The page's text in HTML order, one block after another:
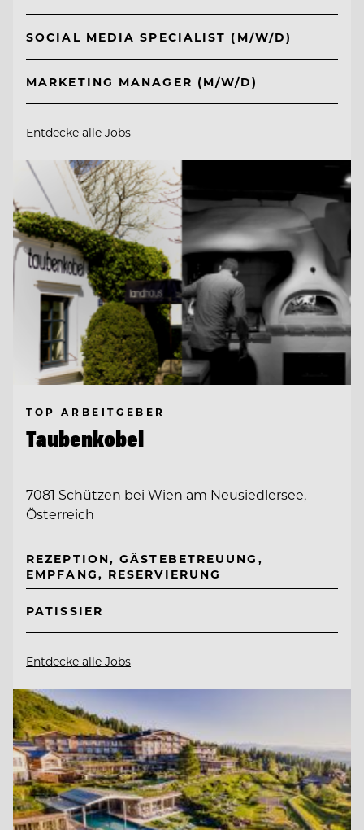
SOCIAL MEDIA SPECIALIST (M/W/D)
MARKETING MANAGER (M/W/D)
Entdecke alle Jobs
TOP ARBEITGEBER
Taubenkobel
7081 Schützen bei Wien am Neusiedlersee,
Österreich
REZEPTION, GÄSTEBETREUUNG,
EMPFANG, RESERVIERUNG
PATISSIER
Entdecke alle Jobs